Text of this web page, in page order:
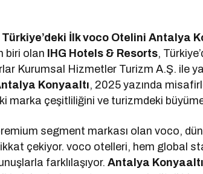
Türkiye’deki İlk voco Otelini Antalya
biri olan
IHG Hotels & Resorts,
Kurumsal Hizmetler Turizm A.Ş. ile
Konyaaltı, 2025 yazında
marka çeşitliliğini ve turizmdeki
premium segment markası olan voco,
çekiyor. voco otelleri, hem global
farklılaşıyor.Antalya